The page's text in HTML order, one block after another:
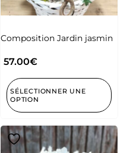
Composition Jardin jasmin
57.00€
SÉLECTIONNER UNE
OPTION